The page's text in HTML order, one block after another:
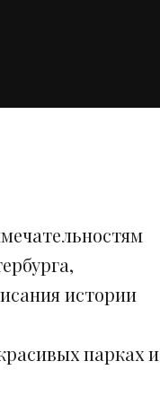
истории
парках и